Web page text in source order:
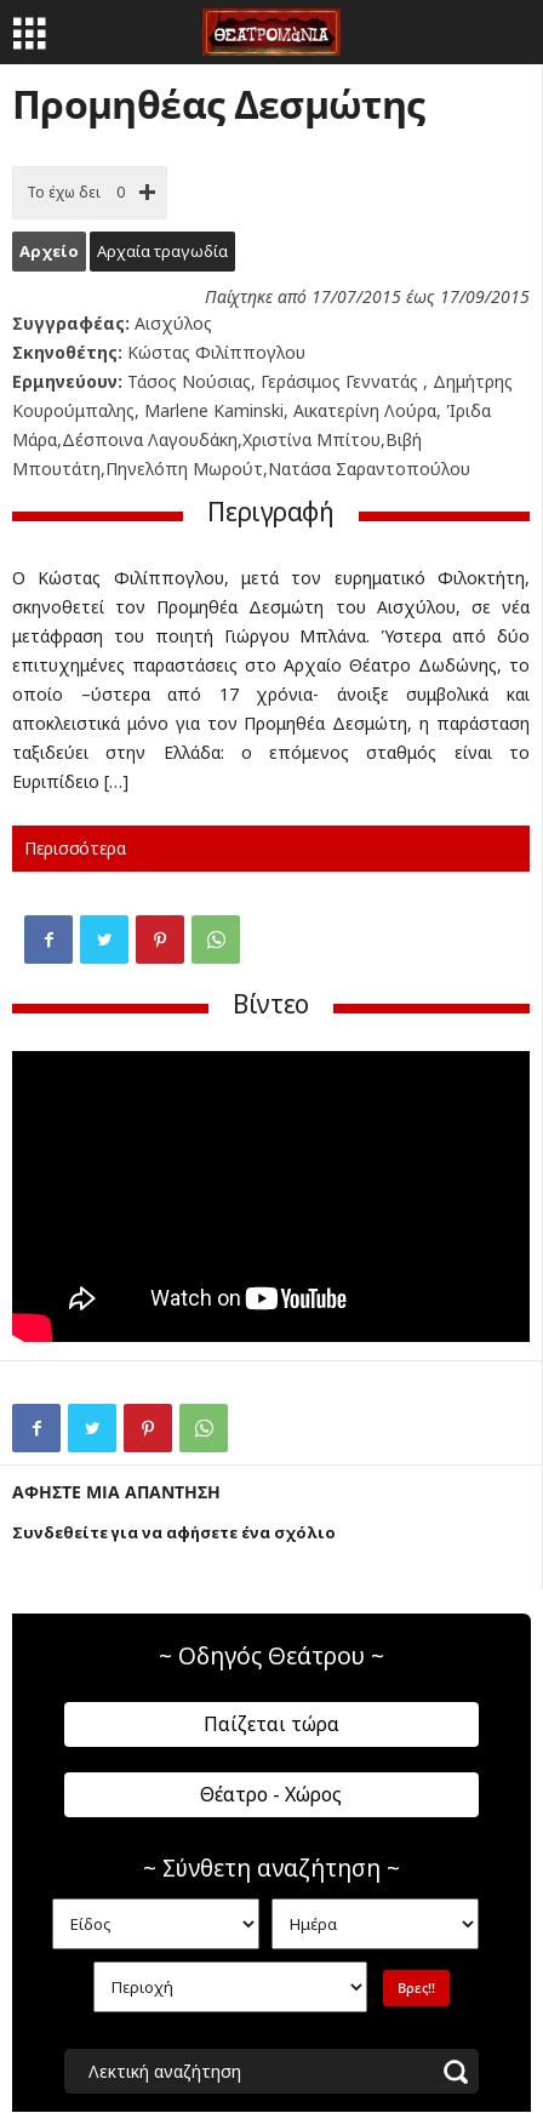
Προμηθέας Δεσμώτης
Το έχω δει 0
Αρχείο Αρχαία τραγωδία
Παίχτηκε από 17/07/2015 έως 17/09/2015
Συγγραφέας: Αισχύλος
Σκηνοθέτης: Κώστας Φιλίππογλου
Ερμηνεύουν: Τάσος Νούσιας, Γεράσιμος Γεννατάς , Δημήτρης
Κουρούμπαλης, Marlene Kaminski, Αικατερίνη Λούρα, Ίριδα
Μάρα,Δέσποινα Λαγουδάκη,Χριστίνα Μπίτου,Βιβή
Μπουτάτη,Πηνελόπη Μωρούτ,Νατάσα Σαραντοπούλου
Περιγραφή
Ο Κώστας Φιλίππογλου, μετά τον ευρηματικό Φιλοκτήτη,
σκηνοθετεί τον Προμηθέα Δεσμώτη του Αισχύλου, σε νέα
μετάφραση του ποιητή Γιώργου Μπλάνα. Ύστερα από δύο
επιτυχημένες παραστάσεις στο Αρχαίο Θέατρο Δωδώνης, το
οποίο –ύστερα από 17 χρόνια- άνοιξε συμβολικά και
αποκλειστικά μόνο για τον Προμηθέα Δεσμώτη, η παράσταση
ταξιδεύει στην Ελλάδα: ο επόμενος σταθμός είναι το
Ευριπίδειο […]
Περισσότερα
Βίντεο
ΑΦΗΣΤΕ ΜΙΑ ΑΠΑΝΤΗΣΗ
Συνδεθείτε για να αφήσετε ένα σχόλιο
~ Οδηγός Θεάτρου ~
Παίζεται τώρα
Θέατρο - Χώρος
~ Σύνθετη αναζήτηση ~
Λεκτική αναζήτηση